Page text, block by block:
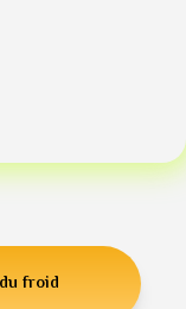
froid